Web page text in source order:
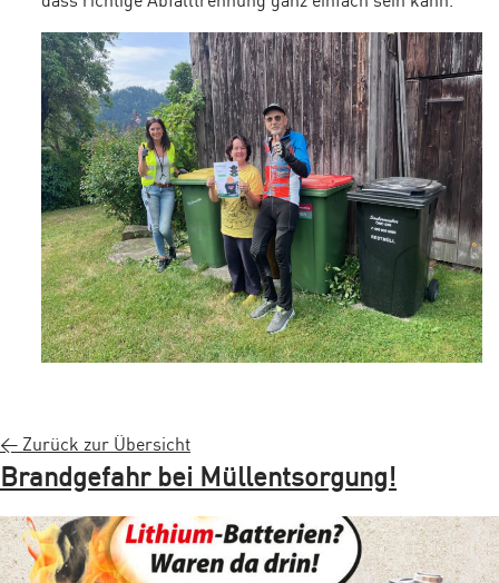
< Zurück zur Übersicht
Brandgefahr bei Müllentsorgung!